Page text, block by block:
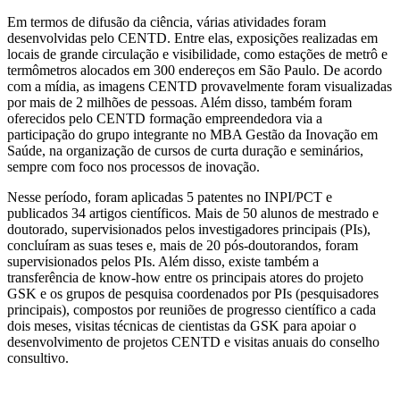
Em termos de difusão da ciência, várias atividades foram
desenvolvidas pelo CENTD. Entre elas, exposições realizadas em
locais de grande circulação e visibilidade, como estações de metrô e
termômetros alocados em 300 endereços em São Paulo. De acordo
com a mídia, as imagens CENTD provavelmente foram visualizadas
por mais de 2 milhões de pessoas. Além disso, também foram
oferecidos pelo CENTD formação empreendedora via a
participação do grupo integrante no MBA Gestão da Inovação em
Saúde, na organização de cursos de curta duração e seminários,
sempre com foco nos processos de inovação.
Nesse período, foram aplicadas 5 patentes no INPI/PCT e
publicados 34 artigos científicos. Mais de 50 alunos de mestrado e
doutorado, supervisionados pelos investigadores principais (PIs),
concluíram as suas teses e, mais de 20 pós-doutorandos, foram
supervisionados pelos PIs. Além disso, existe também a
transferência de know-how entre os principais atores do projeto
GSK e os grupos de pesquisa coordenados por PIs (pesquisadores
principais), compostos por reuniões de progresso científico a cada
dois meses, visitas técnicas de cientistas da GSK para apoiar o
desenvolvimento de projetos CENTD e visitas anuais do conselho
consultivo.